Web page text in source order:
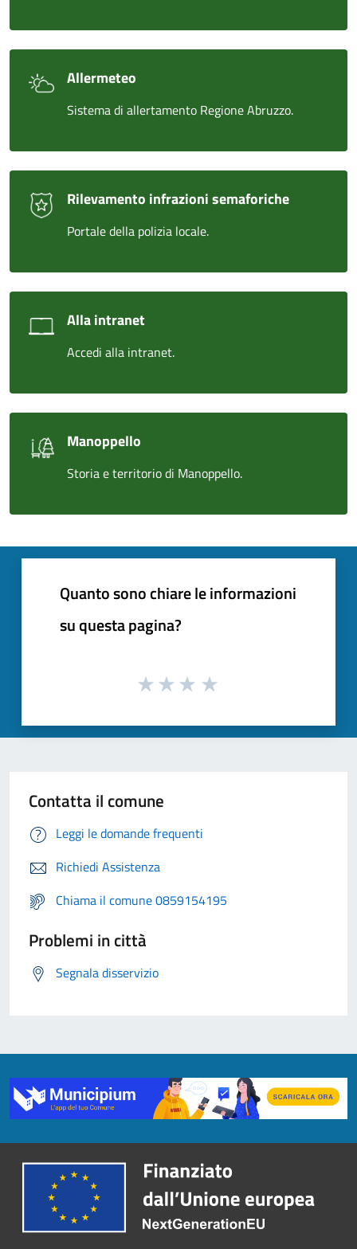
Allermeteo
Sistema di allertamento Regione Abruzzo.
Rilevamento infrazioni semaforiche
Portale della polizia locale.
Alla intranet
Accedi alla intranet.
Manoppello
Storia e territorio di Manoppello.
Quanto sono chiare le informazioni
su questa pagina?
Contatta il comune
Leggi le domande frequenti
Richiedi Assistenza
Chiama il comune 0859154195
Problemi in città
Segnala disservizio